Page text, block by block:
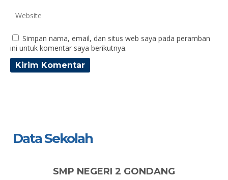
Simpan nama, email, dan situs web saya pada peramban
ini untuk komentar saya berikutnya.
Data Sekolah
SMP NEGERI 2 GONDANG